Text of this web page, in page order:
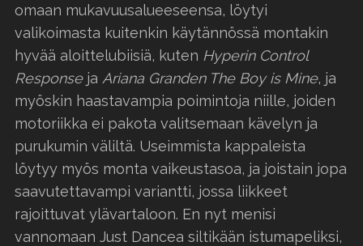
omaan mukavuusalueeseensa, löytyi
valikoimasta kuitenkin käytännössä montakin
hyvää aloittelubiisiä, kuten Hyperin Control
Responseja Ariana Granden The Boy is Mine, ja
myöskin haastavampia poimintoja niille, joiden
motoriikka ei pakota valitsemaan kävelyn ja
purukumin väliltä. Useimmista kappaleista
löytyy myös monta vaikeustasoa, ja joistain jopa
saavutettavampi variantti, jossa liikkeet
rajoittuvat ylävartaloon. En nyt menisi
vannomaan Just Dancea siltikään istumapeliksi,